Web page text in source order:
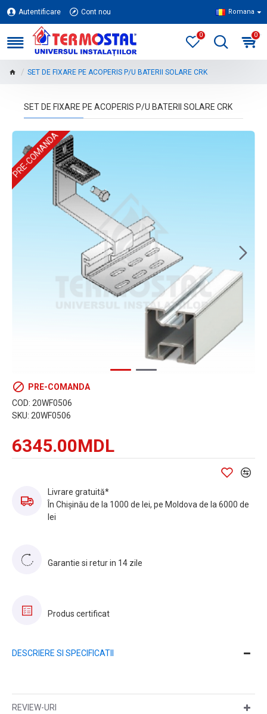
Autentificare Cont nou Romana
0 0
SET DE FIXARE PE ACOPERIS P/U BATERII SOLARE CRK
SET DE FIXARE PE ACOPERIS P/U BATERII SOLARE CRK
PRE-COMANDA
6345.00MDL
PRE-COMANDA
COD: 20WF0506
SKU: 20WF0506
Livrare gratuită*
În Chișinău de la 1000 de lei, pe Moldova de la 6000 de
lei
Garantie si retur in 14 zile
Produs certificat
DESCRIERE SI SPECIFICATII
REVIEW-URI